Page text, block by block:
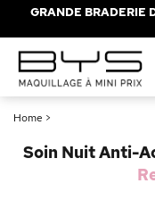
GRANDE
Home >
Soin Nuit Anti-